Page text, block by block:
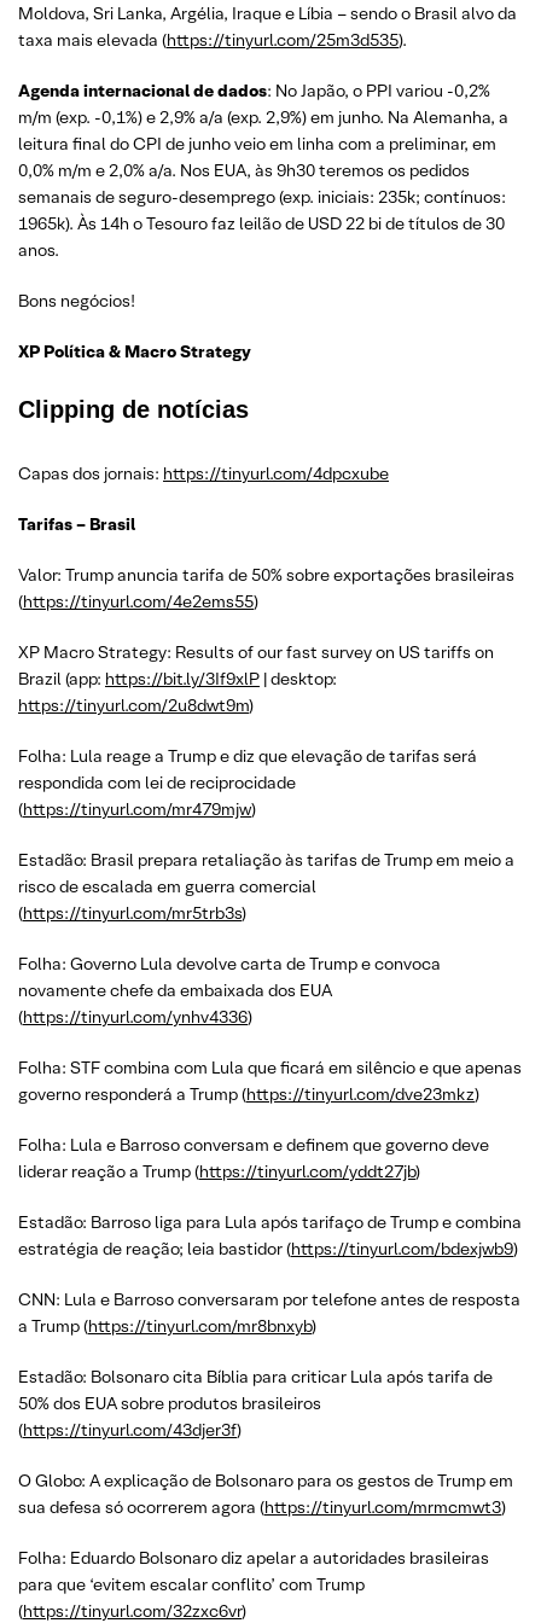
Moldova, Sri Lanka, Argélia, Iraque e Líbia – sendo o Brasil alvo da
taxa mais elevada (https://tinyurl.com/25m3d535).
Agenda internacional de dados: No Japão, o PPI variou -0,2%
m/m (exp. -0,1%) e 2,9% a/a (exp. 2,9%) em junho. Na Alemanha, a
leitura final do CPI de junho veio em linha com a preliminar, em
0,0% m/m e 2,0% a/a. Nos EUA, às 9h30 teremos os pedidos
semanais de seguro-desemprego (exp. iniciais: 235k; contínuos:
1965k). Às 14h o Tesouro faz leilão de USD 22 bi de títulos de 30
anos.
Bons negócios!
XP Política & Macro Strategy
Clipping de notícias
Capas dos jornais: https://tinyurl.com/4dpcxube
Tarifas – Brasil
Valor: Trump anuncia tarifa de 50% sobre exportações brasileiras
(https://tinyurl.com/4e2ems55)
XP Macro Strategy: Results of our fast survey on US tariffs on
Brazil (app: https://bit.ly/3If9xlP | desktop:
https://tinyurl.com/2u8dwt9m)
Folha: Lula reage a Trump e diz que elevação de tarifas será
respondida com lei de reciprocidade
(https://tinyurl.com/mr479mjw)
Estadão: Brasil prepara retaliação às tarifas de Trump em meio a
risco de escalada em guerra comercial
(https://tinyurl.com/mr5trb3s)
Folha: Governo Lula devolve carta de Trump e convoca
novamente chefe da embaixada dos EUA
(https://tinyurl.com/ynhv4336)
Folha: STF combina com Lula que ficará em silêncio e que apenas
governo responderá a Trump (https://tinyurl.com/dve23mkz)
Folha: Lula e Barroso conversam e definem que governo deve
liderar reação a Trump (https://tinyurl.com/yddt27jb)
Estadão: Barroso liga para Lula após tarifaço de Trump e combina
estratégia de reação; leia bastidor (https://tinyurl.com/bdexjwb9)
CNN: Lula e Barroso conversaram por telefone antes de resposta
a Trump (https://tinyurl.com/mr8bnxyb)
Estadão: Bolsonaro cita Bíblia para criticar Lula após tarifa de
50% dos EUA sobre produtos brasileiros
(https://tinyurl.com/43djer3f)
O Globo: A explicação de Bolsonaro para os gestos de Trump em
sua defesa só ocorrerem agora (https://tinyurl.com/mrmcmwt3)
Folha: Eduardo Bolsonaro diz apelar a autoridades brasileiras
para que ‘evitem escalar conflito’ com Trump
(https://tinyurl.com/32zxc6vr)